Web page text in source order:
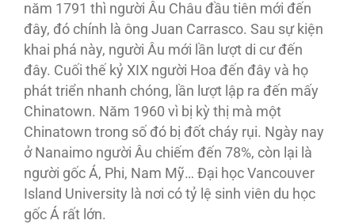
năm 1791 thì người Âu Châu đầu tiên mới đến
đây, đó chính là ông Juan Carrasco. Sau sự kiện
khai phá này, người Âu mới lần lượt di cư đến
đây. Cuối thế kỷ XIX người Hoa đến đây và họ
phát triển nhanh chóng, lần lượt lập ra đến mấy
Chinatown. Năm 1960 vì bị kỳ thị mà một
Chinatown trong số đó bị đốt cháy rụi. Ngày nay
ở Nanaimo người Âu chiếm đến 78%, còn lại là
người gốc Á, Phi, Nam Mỹ… Đại học Vancouver
Island University là nơi có tỷ lệ sinh viên du học
gốc Á rất lớn.